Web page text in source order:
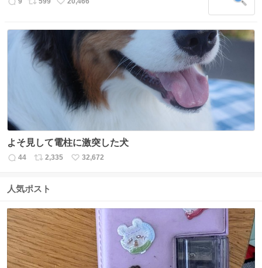
返
数
リ
ス
ト
数
い
ね
よそ見して電柱に激突した犬
返
数
44
リ
ス
数
2,335
い
32,672
人気ポスト